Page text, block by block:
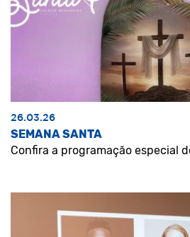
26.03.26
SEMANA SANTA
Confira a programação especial